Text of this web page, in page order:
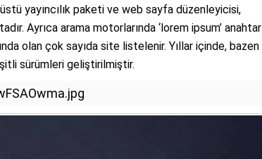
yayıncılık paketi ve web sayfa düzenleyicisi,
Ayrıca arama motorlarında ‘lorem ipsum’ anahtar
olan çok sayıda site listelenir. Yıllar içinde, bazen
sürümleri geliştirilmiştir.